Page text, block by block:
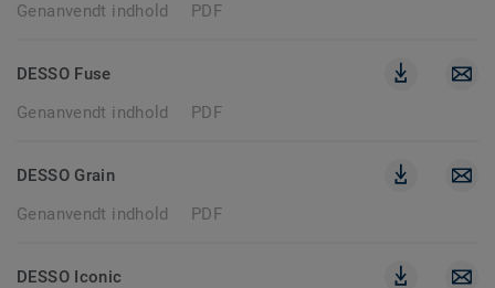
Genanvendt indhold
PDF
DESSO Fuse
Genanvendt indhold
PDF
DESSO Grain
Genanvendt indhold
PDF
DESSO Iconic